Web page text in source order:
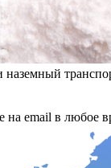
наземный
на email в любое